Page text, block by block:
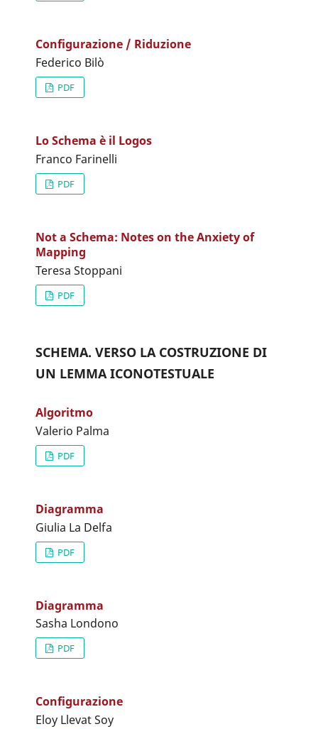
Configurazione / Riduzione
Federico Bilò
PDF
Lo Schema è il Logos
Franco Farinelli
PDF
Not a Schema: Notes on the Anxiety of
Mapping
Teresa Stoppani
PDF
SCHEMA. VERSO LA COSTRUZIONE DI
UN LEMMA ICONOTESTUALE
Algoritmo
Valerio Palma
PDF
Diagramma
Giulia La Delfa
PDF
Diagramma
Sasha Londono
PDF
Configurazione
Eloy Llevat Soy